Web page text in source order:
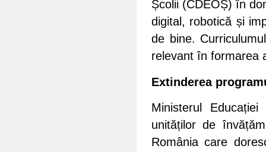
Școlii (CDEOȘ) în
digital, robotică și
de bine.
relevant în formarea
Extinderea
Ministerul
unităților de
România care